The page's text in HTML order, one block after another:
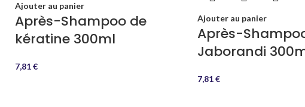
Ajouter au panier
Après-Shampoo de
kératine 300ml
7,81€
Ajouter au panier
Après-
Jaborandi
7,81€